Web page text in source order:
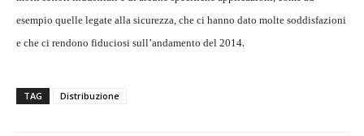
esempio quelle legate alla sicurezza, che ci hanno dato molte soddisfazioni
e che ci rendono fiduciosi sull’andamento del 2014.
TAG Distribuzione